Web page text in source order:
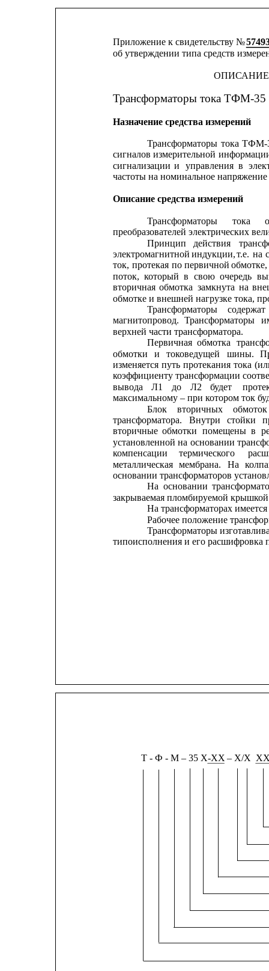
Приложение к свидетельству №
об утверждении типа средств
ОПИСАНИЕ
Трансформаторы тока ТФМ-35
Назначение средства измерений
Трансформаторы тока ТФМ-
сигналов измерительной
сигнализации и управления в
частоты на номинальное
Описание средства измерений
Трансформаторы тока
преобразователей электрических
Принцип
действия
электромагнитной индукции,т.е. на
ток, протекая по первичной обмотке,
поток, который в свою очередь
вторичная обмотка замкнута на
обмотке и внешней нагрузке тока,
Трансформаторы
содержат
магнитопровод. Трансформаторы
верхней части трансформатора.
Первичная обмотка
обмотки
и токоведущей шины.
изменяется путь протекания тока
коэффициенту трансформации
вывода
Л1 до Л2 будет
максимальному – при котором ток
Блок
вторичных
обмоток
трансформатора.
Внутри стойки
вторичные обмотки помещены в
установленной на основании
компенсации термического
металлическая
мембрана. На
основании трансформаторов
На основании
закрываемая пломбируемой
На трансформаторах
Рабочее положение
Трансформаторы
типоисполнения и его расшифровка
Т - Ф - М – 35 Х-ХХ – Х/Х